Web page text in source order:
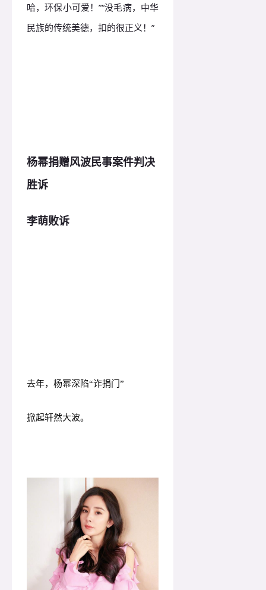
哈，环保小可爱！”“没毛病，中华
民族的传统美德，扣的很正义！”
杨幂捐赠风波民事案件判决
胜诉
李萌败诉
去年，杨幂深陷“诈捐门”
掀起轩然大波。